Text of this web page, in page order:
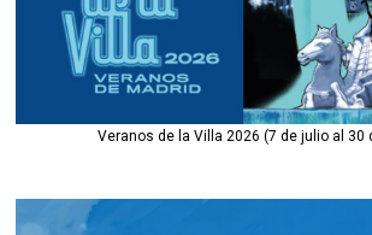
Veranos de la Villa 2026 (7 de julio al 30